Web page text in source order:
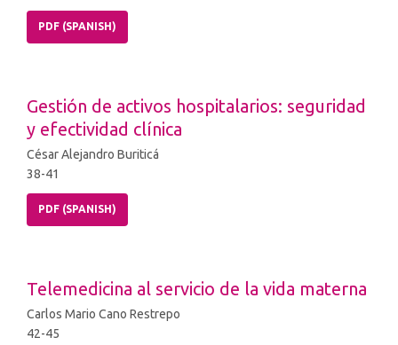
PDF (SPANISH)
Gestión de activos hospitalarios: seguridad
y efectividad clínica
César Alejandro Buriticá
38-41
PDF (SPANISH)
Telemedicina al servicio de la vida materna
Carlos Mario Cano Restrepo
42-45